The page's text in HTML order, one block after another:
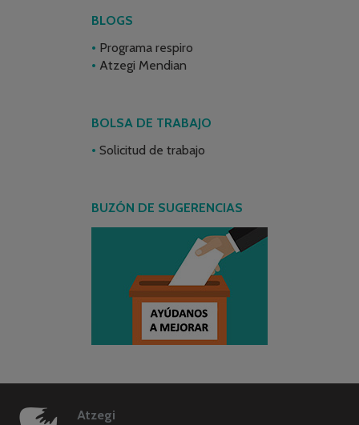
BLOGS
Programa respiro
Atzegi Mendian
BOLSA DE TRABAJO
Solicitud de trabajo
BUZÓN DE SUGERENCIAS
Atzegi